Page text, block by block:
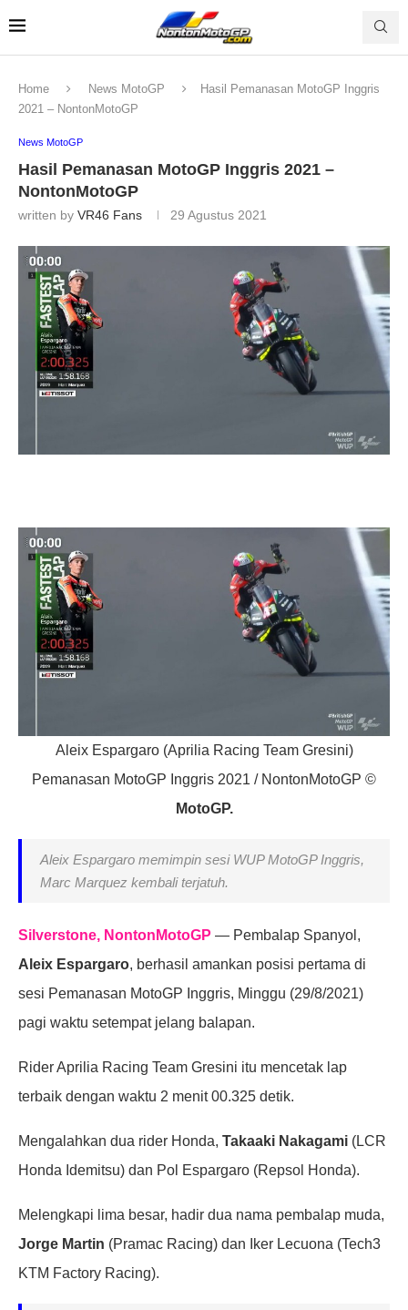
Home News MotoGP
Hasil Pemanasan MotoGP Inggris
2021 – NontonMotoGP
News MotoGP
Hasil Pemanasan MotoGP Inggris 2021 –
NontonMotoGP
written by VR46 Fans 29 Agustus 2021
Aleix Espargaro (Aprilia Racing Team Gresini)
Pemanasan MotoGP Inggris 2021 / NontonMotoGP ©
MotoGP.
Aleix Espargaro memimpin sesi WUP MotoGP Inggris,
Marc Marquez kembali terjatuh.
Silverstone, NontonMotoGP — Pembalap Spanyol,
Aleix Espargaro, berhasil amankan posisi pertama di
sesi Pemanasan MotoGP Inggris, Minggu (29/8/2021)
pagi waktu setempat jelang balapan.
Rider Aprilia Racing Team Gresini itu mencetak lap
terbaik dengan waktu 2 menit 00.325 detik.
Mengalahkan dua rider Honda, Takaaki Nakagami (LCR
Honda Idemitsu) dan Pol Espargaro (Repsol Honda).
Melengkapi lima besar, hadir dua nama pembalap muda,
Jorge Martin (Pramac Racing) dan Iker Lecuona (Tech3
KTM Factory Racing).